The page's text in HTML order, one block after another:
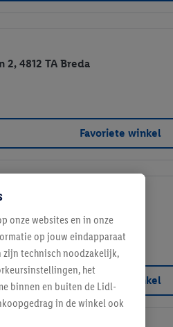
4812 TA Breda
Favoriete winkel
Favoriete winkel
onze websites en in onze
op jouw eindapparaat
zijn technisch noodzakelijk,
het
binnen en buiten de Lidl-
in de winkel ook